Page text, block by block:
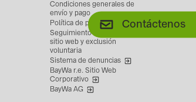
Condiciones generales de
envío y pago
Política de privacidad
Seguimiento de datos del
sitio web y exclusión
voluntaria
Sistema de denuncias
BayWa r.e. Sitio Web
Corporativo
BayWa AG
Contáctenos